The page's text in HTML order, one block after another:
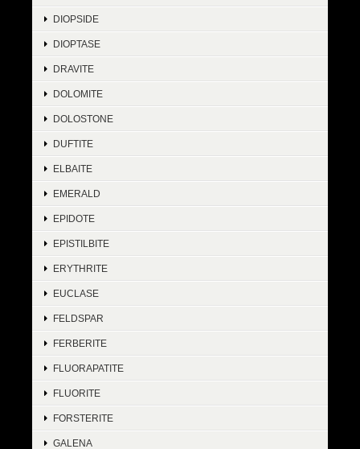
DIOPSIDE
DIOPTASE
DRAVITE
DOLOMITE
DOLOSTONE
DUFTITE
ELBAITE
EMERALD
EPIDOTE
EPISTILBITE
ERYTHRITE
EUCLASE
FELDSPAR
FERBERITE
FLUORAPATITE
FLUORITE
FORSTERITE
GALENA